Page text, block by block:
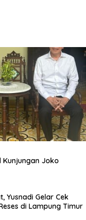
Kunjungan Joko
Yusnadi Gelar Cek
di Lampung Timur